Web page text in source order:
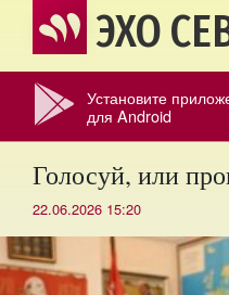
ЭХО
Установите
для Android
Голосуй, или
22.06.2026 15:20